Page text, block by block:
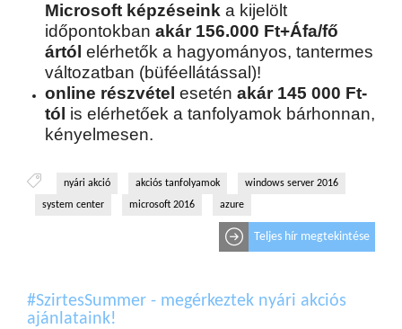
Microsoft képzéseink a kijelölt
időpontokban akár 156.000 Ft+Áfa/fő
ártól elérhetők a hagyományos, tantermes
változatban (büféellátással)!
online részvétel esetén akár 145 000 Ft-
tól is elérhetőek a tanfolyamok bárhonnan,
kényelmesen.
nyári akció akciós tanfolyamok
windows server 2016
system center
microsoft 2016 azure
Teljes hír megtekintése
#SzirtesSummer - megérkeztek nyári akciós
ajánlataink!